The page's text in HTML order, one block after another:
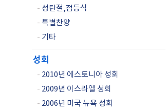
- 성탄절,점등식
- 특별찬양
- 기타
성회
- 2010년 에스토니아 성회
- 2009년 이스라엘 성회
- 2006년 미국 뉴욕 성회